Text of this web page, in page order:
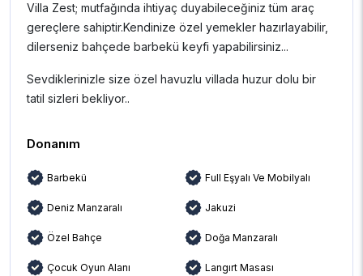
Villa Zest; mutfağında ihtiyaç duyabileceğiniz tüm araç
gereçlere sahiptir.Kendinize özel yemekler hazırlayabilir,
dilerseniz bahçede barbekü keyfi yapabilirsiniz...
Sevdiklerinizle size özel havuzlu villada huzur dolu bir
tatil sizleri bekliyor..
Donanım
Barbekü Full Eşyalı Ve Mobilyalı
Deniz Manzaralı Jakuzi
Özel Bahçe Doğa Manzaralı
Çocuk Oyun Alanı Langırt Masası